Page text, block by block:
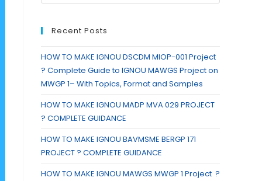
Recent Posts
HOW TO MAKE IGNOU DSCDM MIOP-001 Project
? Complete Guide to IGNOU MAWGS Project on
MWGP 1– With Topics, Format and Samples
HOW TO MAKE IGNOU MADP MVA 029 PROJECT
? COMPLETE GUIDANCE
HOW TO MAKE IGNOU BAVMSME BERGP 171
PROJECT ? COMPLETE GUIDANCE
HOW TO MAKE IGNOU MAWGS MWGP 1 Project ?